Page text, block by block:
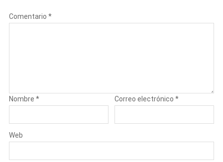
Comentario *
Nombre * Correo electrónico*
Web